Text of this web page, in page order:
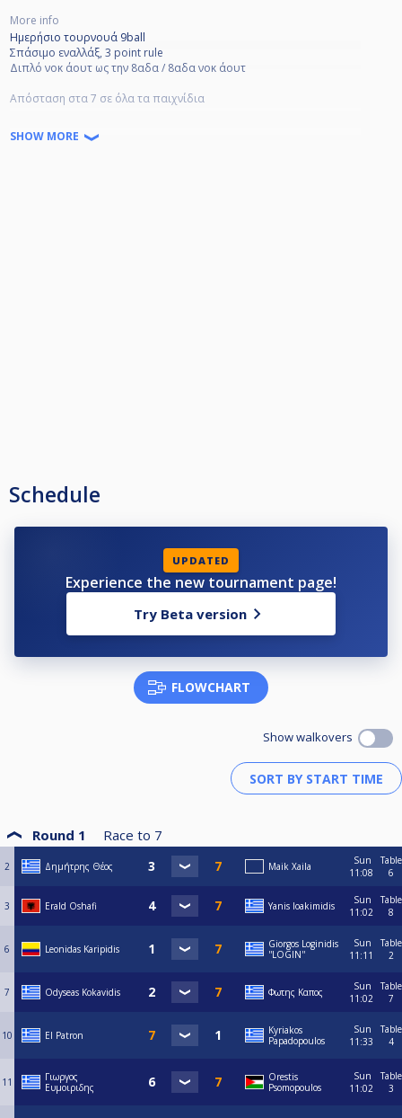
More info
Ημερήσιο τουρνουά 9ball
Σπάσιμο εναλλάξ, 3 point rule
Διπλό νοκ άουτ ως την 8αδα / 8αδα νοκ άουτ
Απόσταση στα 7 σε όλα τα παιχνίδια
Συμμετοχές
SHOW MORE
Schedule
UPDATED
Experience the new tournament page!
Try Beta version
FLOWCHART
Show walkovers
Round 1 Race to 7
2 Δημήτρης Θέος Maik Xaila
Sun
11:08
Table
6
3 Erald Oshafi Yanis Ioakimidis
Sun
11:02
Table
8
6 Leonidas Karipidis
Giorgos Loginidis
''LOGIN''
Sun
11:11
Table
2
7 Odyseas Kokavidis Φωτης Καπος
Sun
11:02
Table
7
10 El Patron
Kyriakos
Papadopoulos
Sun
11:33
Table
4
11
Γιωργος
Ευμοιριδης
Orestis
Psomopoulos
Sun
11:02
Table
3